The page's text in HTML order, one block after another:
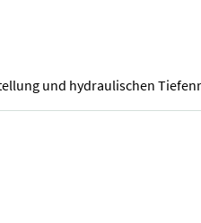
und hydraulischen
und hydraulischen